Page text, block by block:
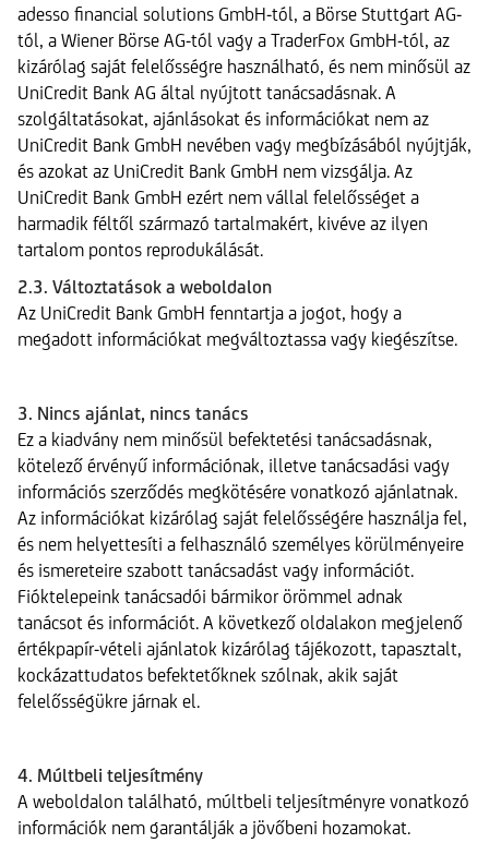
adesso financial solutions GmbH-tól, a Börse Stuttgart AG-
tól, a Wiener Börse AG-tól vagy a TraderFox GmbH-tól, az
kizárólag saját felelősségre használható, és nem minősül az
UniCredit Bank AG által nyújtott tanácsadásnak. A
szolgáltatásokat, ajánlásokat és információkat nem az
UniCredit Bank GmbH nevében vagy megbízásából nyújtják,
és azokat az UniCredit Bank GmbH nem vizsgálja. Az
UniCredit Bank GmbH ezért nem vállal felelősséget a
harmadik féltől származó tartalmakért, kivéve az ilyen
tartalom pontos reprodukálását.
2.3. Változtatások a weboldalon
Az UniCredit Bank GmbH fenntartja a jogot, hogy a
megadott információkat megváltoztassa vagy kiegészítse.
3. Nincs ajánlat, nincs tanács
Ez a kiadvány nem minősül befektetési tanácsadásnak,
kötelező érvényű információnak, illetve tanácsadási vagy
információs szerződés megkötésére vonatkozó ajánlatnak.
Az információkat kizárólag saját felelősségére használja fel,
és nem helyettesíti a felhasználó személyes körülményeire
és ismereteire szabott tanácsadást vagy információt.
Fióktelepeink tanácsadói bármikor örömmel adnak
tanácsot és információt. A következő oldalakon megjelenő
értékpapír-vételi ajánlatok kizárólag tájékozott, tapasztalt,
kockázattudatos befektetőknek szólnak, akik saját
felelősségükre járnak el.
4. Múltbeli teljesítmény
A weboldalon található, múltbeli teljesítményre vonatkozó
információk nem garantálják a jövőbeni hozamokat.